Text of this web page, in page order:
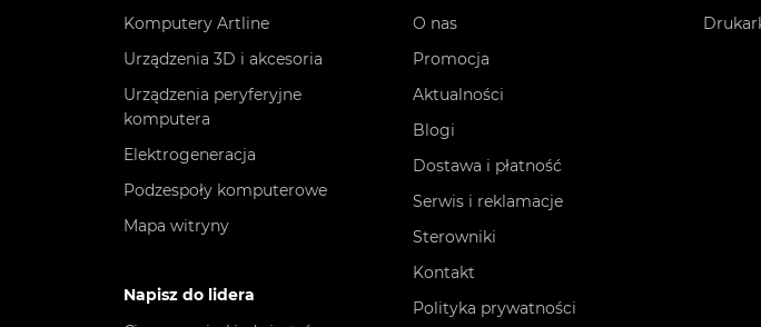
przed zakupem.
Komputery Artline
Urządzenia 3D i akcesoria
Urządzenia peryferyjne
komputera
Elektrogeneracja
Podzespoły komputerowe
Mapa witryny
Napisz do lidera
O nas
Promocja
Aktualności
Blogi
Dostawa i płatność
Serwis i reklamacje
Sterowniki
Kontakt
Polityka prywatności